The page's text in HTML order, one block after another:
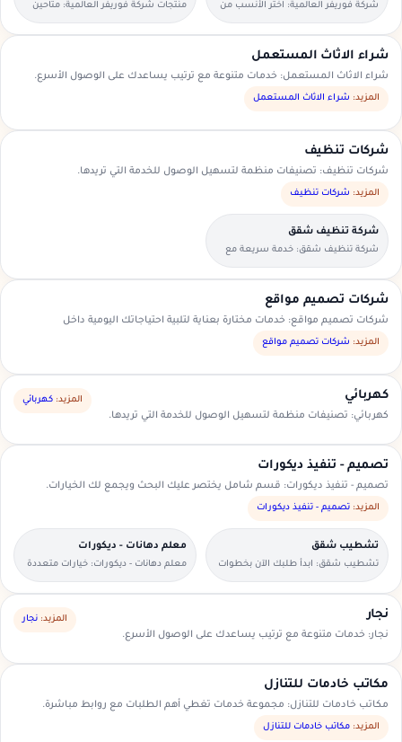
شركة فوريفر العالمية: اختر الأنسب من
العروض المتاحة في منطقتك.
منتجات شركة فوريفر العالمية: متاحين
للطلبات العاجلة والحجوزات المسبقة.
شراء الاثاث المستعمل
شراء الاثاث المستعمل: خدمات متنوعة مع ترتيب يساعدك على الوصول الأسرع.
المزيد: شراء الاثاث المستعمل
شركات تنظيف
شركات تنظيف: تصنيفات منظمة لتسهيل الوصول للخدمة التي تريدها.
المزيد: شركات تنظيف
شركة تنظيف شقق
شركة تنظيف شقق: خدمة سريعة مع
تواصل مباشر ومعاينة حسب الحاجة.
شركات تصميم مواقع
شركات تصميم مواقع: خدمات مختارة بعناية لتلبية احتياجاتك اليومية داخل
السعودية.
المزيد: شركات تصميم مواقع
كهربائي
كهربائي: تصنيفات منظمة لتسهيل الوصول للخدمة التي تريدها.
المزيد: كهربائي
تصميم - تنفيذ ديكورات
تصميم - تنفيذ ديكورات: قسم شامل يختصر عليك البحث ويجمع لك الخيارات.
المزيد: تصميم - تنفيذ ديكورات
تشطيب شقق
تشطيب شقق: ابدأ طلبك الآن بخطوات
بسيطة وواضحة.
معلم دهانات - ديكورات
معلم دهانات - ديكورات: خيارات متعددة
وأسعار مناسبة داخل السعودية.
نجار
نجار: خدمات متنوعة مع ترتيب يساعدك على الوصول الأسرع.
المزيد: نجار
مكاتب خادمات للتنازل
مكاتب خادمات للتنازل: مجموعة خدمات تغطي أهم الطلبات مع روابط مباشرة.
المزيد: مكاتب خادمات للتنازل